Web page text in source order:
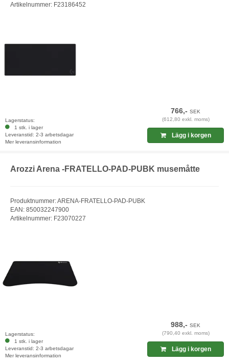
Artikelnummer: F23186452
Lagerstatus:
1 stk. i lager
Leveranstid: 2-3 arbetsdagar
Mer leveransinformation
766,-SEK
(612,80 exkl. moms)
Lägg i korgen
Arozzi Arena -FRATELLO-PAD-PUBK musemåtte
Produktnummer: ARENA-FRATELLO-PAD-PUBK
EAN: 850032247900
Artikelnummer: F23070227
Lagerstatus:
1 stk. i lager
Leveranstid: 2-3 arbetsdagar
Mer leveransinformation
988,-SEK
(790,40 exkl. moms)
Lägg i korgen